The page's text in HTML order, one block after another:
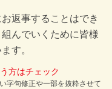
返事することはでき
んでいくために皆様
す。
方はチェック
字句修正や一部を抜粋させて